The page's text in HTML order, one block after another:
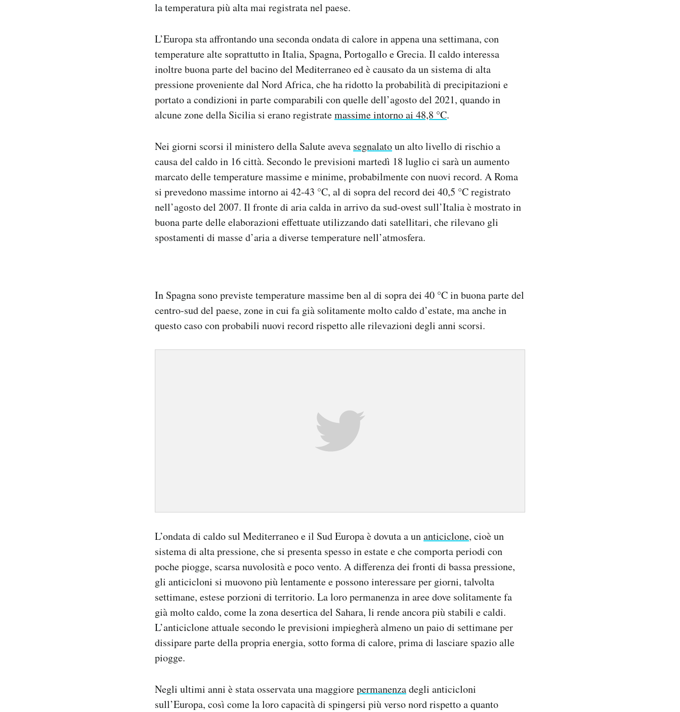
la temperatura più alta mai registrata nel paese.
L’Europa sta affrontando una seconda ondata di calore in appena una settimana, con
temperature alte soprattutto in Italia, Spagna, Portogallo e Grecia. Il caldo interessa
inoltre buona parte del bacino del Mediterraneo ed è causato da un sistema di alta
pressione proveniente dal Nord Africa, che ha ridotto la probabilità di precipitazioni e
portato a condizioni in parte comparabili con quelle dell’agosto del 2021, quando in
alcune zone della Sicilia si erano registratemassime intorno ai 48,8 °C.
Nei giorni scorsi il ministero della Salute aveva segnalatoun alto livello di rischio a
causa del caldo in 16 città. Secondo le previsioni martedì 18 luglio ci sarà un aumento
marcato delle temperature massime e minime, probabilmente con nuovi record. A Roma
si prevedono massime intorno ai 42-43 °C, al di sopra del record dei 40,5 °C registrato
nell’agosto del 2007. Il fronte di aria calda in arrivo da sud-ovest sull’Italia è mostrato in
buona parte delle elaborazioni effettuate utilizzando dati satellitari, che rilevano gli
spostamenti di masse d’aria a diverse temperature nell’atmosfera.
In Spagna sono previste temperature massime ben al di sopra dei 40 °C in buona parte del
centro-sud del paese, zone in cui fa già solitamente molto caldo d’estate, ma anche in
questo caso con probabili nuovi record rispetto alle rilevazioni degli anni scorsi.
L’ondata di caldo sul Mediterraneo e il Sud Europa è dovuta a unanticiclone, cioè un
sistema di alta pressione, che si presenta spesso in estate e che comporta periodi con
poche piogge, scarsa nuvolosità e poco vento. A differenza dei fronti di bassa pressione,
gli anticicloni si muovono più lentamente e possono interessare per giorni, talvolta
settimane, estese porzioni di territorio. La loro permanenza in aree dove solitamente fa
già molto caldo, come la zona desertica del Sahara, li rende ancora più stabili e caldi.
L’anticiclone attuale secondo le previsioni impiegherà almeno un paio di settimane per
dissipare parte della propria energia, sotto forma di calore, prima di lasciare spazio alle
piogge.
Negli ultimi anni è stata osservata una maggiorepermanenzadegli anticicloni
sull’Europa, così come la loro capacità di spingersi più verso nord rispetto a quanto